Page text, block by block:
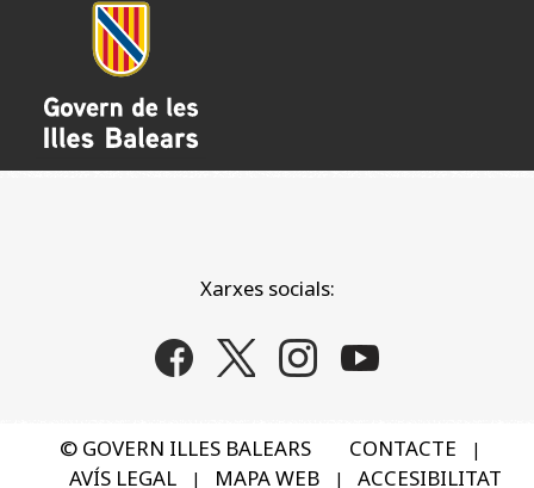
Xarxes socials:
© GOVERN ILLES BALEARS CONTACTE |
AVÍS LEGAL | MAPA WEB | ACCESIBILITAT